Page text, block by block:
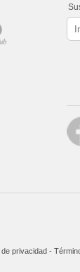
de privacidad -